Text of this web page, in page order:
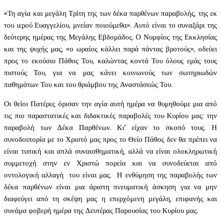
«Τη αγία και μεγάλη Τρίτη της των δέκα παρθένων παραβολής, της εκ
του ιερού Ευαγγελίου, μνείαν ποιούμεθα». Αυτό είναι το συναξάρι της
δεύτερης ημέρας της Μεγάλης Εβδομάδος. Ο Νυμφίος της Εκκλησίας
και της ψυχής μας, «ο ωραίος κάλλει παρά πάντας βροτούς», οδεύει
προς το εκούσιο Πάθος Του, καλώντας κοντά Του όλους εμάς τους
πιστούς Του, για να μας κάνει κοινωνούς των σωτηριωδών
παθημάτων Του και του θριάμβου της Αναστάσεώς Του.
Οι θείοι Πατέρες όρισαν την αγία αυτή ημέρα να θυμηθούμε μια από
τις πιο παραστατικές και διδακτικές παραβολές του Κυρίου μας: την
παραβολή των Δέκα Παρθένων. Κι’ είχαν το σκοπό τους. Η
συνοδοιπορία με το Χριστό μας προς το Θείο Πάθος δεν θα πρέπει να
είναι τυπική και απλά συναισθηματική, αλλά να είναι ολοκληρωτική
συμμετοχή στην εν Χριστώ πορεία και να συνοδεύεται από
οντολογική αλλαγή του είναι μας. Η ενθύμηση της παραβολής των
δέκα παρθένων είναι μια άριστη πνευματική άσκηση για να μην
διαφεύγει από τη σκέψη μας η επερχόμενη μεγάλη, επιφανής και
συνάμα φοβερή ημέρα της Δευτέρας Παρουσίας του Κυρίου μας.